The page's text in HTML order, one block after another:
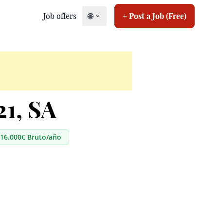
Job offers 🌐 + Post a Job (Free)
SA
Bruto/año